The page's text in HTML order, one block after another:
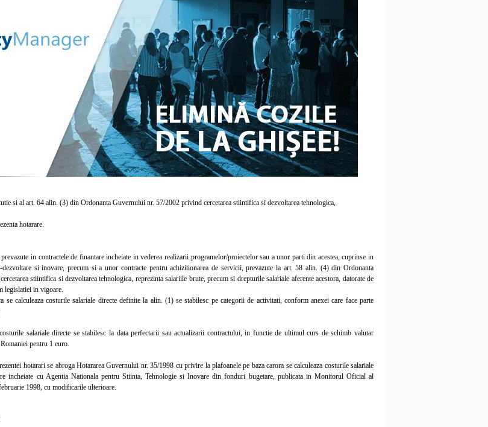
si al art. 64 alin. (3) din Ordonanta Guvernului nr. 57/2002 privind cercetarea stiintifica si dezvoltarea tehnologica,
hotarare.
in contractele de finantare incheiate in vederea realizarii programelor/proiectelor sau a unor parti din acestea, cuprinse in
dezvoltare si inovare, precum si a unor contracte pentru achizitionarea de servicii, prevazute la art. 58 alin. (4) din Ordonanta
stiintifica si dezvoltarea tehnologica, reprezinta salariile brute, precum si drepturile salariale aferente acestora, datorate de
legislatiei in vigoare.
calculeaza costurile salariale directe definite la alin. (1) se stabilesc pe categorii de activitati, conform anexei care face parte
salariale directe se stabilesc la data perfectarii sau actualizarii contractului, in functie de ultimul curs de schimb valutar
pentru 1 euro.
hotarari se abroga Hotararea Guvernului nr. 35/1998 cu privire la plafoanele pe baza carora se calculeaza costurile salariale
incheiate cu Agentia Nationala pentru Stiinta, Tehnologie si Inovare din fonduri bugetare, publicata in Monitorul Oficial al
1998, cu modificarile ulterioare.